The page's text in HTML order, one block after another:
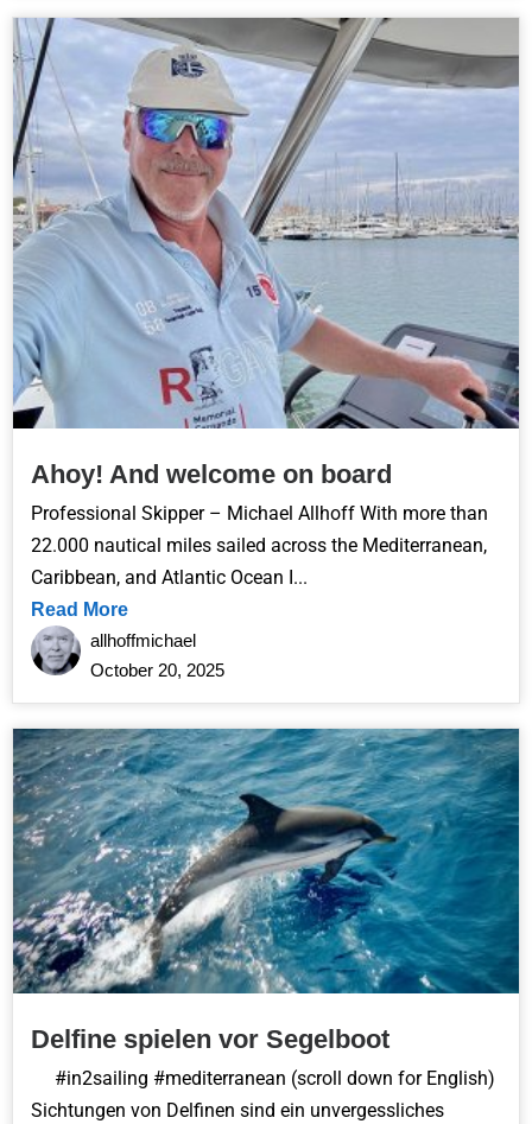
Ahoy! And welcome on board
Professional Skipper – Michael Allhoff With more than
22.000 nautical miles sailed across the Mediterranean,
Caribbean, and Atlantic Ocean I...
Read More
allhoffmichael
October 20, 2025
Delfine spielen vor Segelboot
#in2sailing #mediterranean (scroll down for English)
Sichtungen von Delfinen sind ein unvergessliches